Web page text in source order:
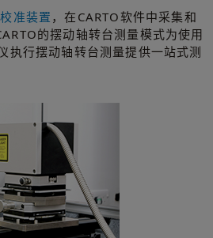
准装置 ，在CARTO软件中采集和
的摆动轴转台测量模式为使用
执行摆动轴转台测量提供一站式测